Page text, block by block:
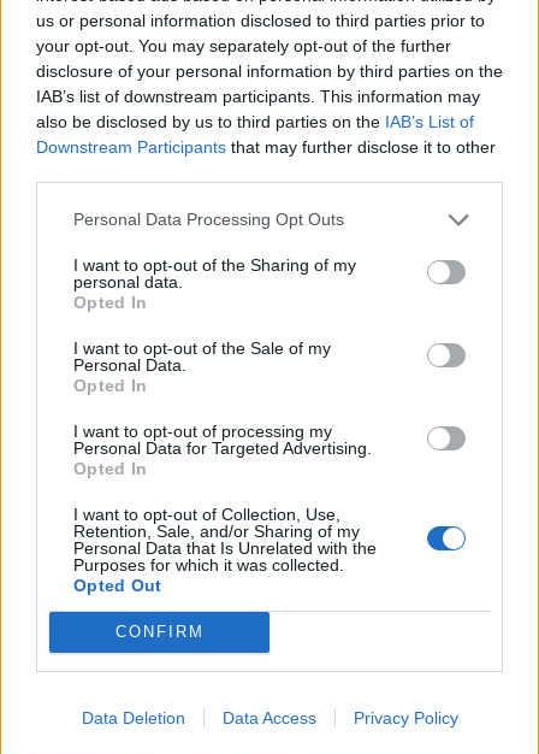
us or personal information disclosed to third parties prior to
your opt-out. You may separately opt-out of the further
disclosure of your personal information by third parties on the
IAB’s list of downstream participants. This information may
also be disclosed by us to third parties on the IAB’s List of
Downstream Participants that may further disclose it to other
Personal Data Processing Opt Outs
I want to opt-out of the Sharing of my
personal data.
Opted In
I want to opt-out of the Sale of my
Personal Data.
Opted In
I want to opt-out of processing my
Personal Data for Targeted Advertising.
Opted In
I want to opt-out of Collection, Use,
Retention, Sale, and/or Sharing of my
Personal Data that Is Unrelated with the
Purposes for which it was collected.
Opted Out
CONFIRM
Data Deletion Data Access Privacy Policy
lábbal küzdünk ellenük, nem feltétlenül kell azonnal
a patikába rohanni. Saját bőrömön is teszteltem
nektek, hogy a nagymama praktikái még...
Tovább
46,301 Rajongók TETSZIK
LEGFRISSEBB
Minka 14. rész